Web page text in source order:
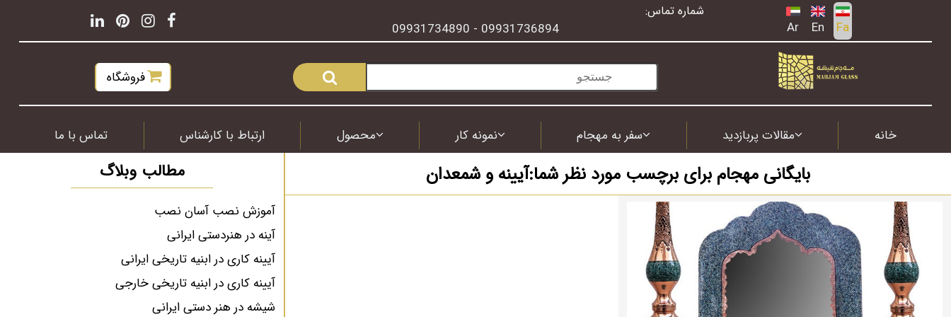
Fa
En
Ar
شماره تماس:
09931736894
-
09931734890
فروشگاه
خانه مقالات پربازدید سفر به مهجام نمونه کار محصول ارتباط با کارشناس تماس با ما
مطالب وبلاگ
آموزش نصب آسان نصب
آینه در هنردستی ایرانی
آیینه کاری در ابنیه تاریخی ایرانی
آیینه کاری در ابنیه تاریخی خارجی
شیشه در هنر دستی ایرانی
بایگانی مهجام برای برچسب مورد نظر شما:آیینه و شمعدان